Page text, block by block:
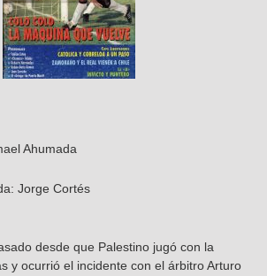
Ahumada
Jorge Cortés
desde que Palestino jugó con la
y ocurrió el incidente con el árbitro Arturo